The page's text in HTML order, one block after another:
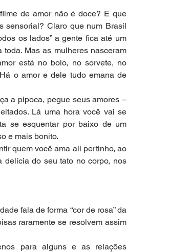
de amor não é doce? E que
sensorial? Claro que num Brasil
os lados” a gente fica até um
toda. Mas as mulheres nasceram
está no bolo, no sorvete, no
o amor e dele tudo emana de
a pipoca, pegue seus amores –
Lá uma hora você vai se
se esquentar por baixo de um
e mais bonito.
quem você ama ali pertinho, ao
delícia do seu tato no corpo, nos
fala de forma “cor de rosa” da
raramente se resolvem assim
para alguns e as relações